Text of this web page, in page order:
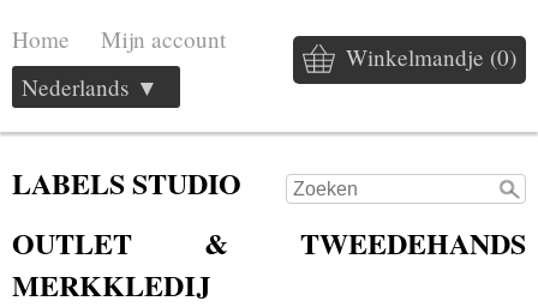
Home Mijn account
Winkelmandje (0)
Nederlands ▼
LABELS STUDIO
OUTLET & TWEEDEHANDS
MERKKLEDIJ